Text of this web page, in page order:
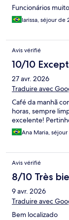
Funcionários
larissa, séjour de
Avis vérifié
10/10
27 avr. 2026
Traduire avec
Café da manhã
horas, sempre
excelente!
Ana Maria,
Avis vérifié
8/10 Très
9 avr. 2026
Traduire avec
Bem localizado